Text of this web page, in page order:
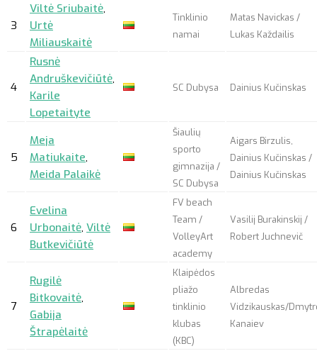
3
Viltė Sriubaitė,
Urtė
Miliauskaitė
Tinklinio
namai
Matas Navickas /
Lukas Každailis
4
Rusnė
Andruškevičiūtė,
Karile
Lopetaityte
SC Dubysa Dainius Kučinskas
5
Meja
Matiukaite,
Meida Palaikė
Šiaulių
sporto
gimnazija /
SC Dubysa
Aigars Birzulis,
Dainius Kučinskas /
Dainius Kučinskas
6
Evelina
Urbonaitė, Viltė
Butkevičiūtė
FV beach
Team /
VolleyArt
academy
Vasilij Burakinskij /
Robert Juchnevič
7
Rugilė
Bitkovaitė,
Gabija
Štrapėlaitė
Klaipėdos
pliažo
tinklinio
klubas
(KBC)
Albredas
Vidzikauskas/
Kanaiev